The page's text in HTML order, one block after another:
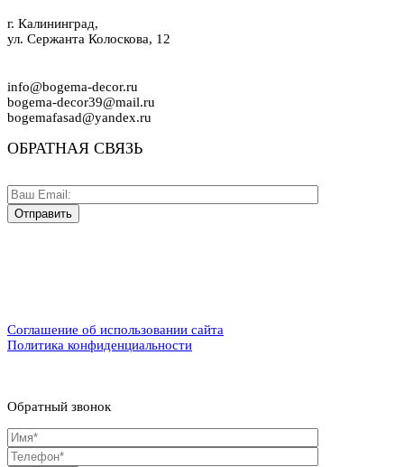
г. Калининград,
ул. Сержанта Колоскова, 12
info@bogema-decor.ru
bogema-decor39@mail.ru
bogemafasad@yandex.ru
ОБРАТНАЯ СВЯЗЬ
Соглашение об использовании сайта
Политика конфиденциальности
Обратный звонок